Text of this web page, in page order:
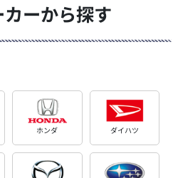
ーから探す
ホンダ ダイハツ